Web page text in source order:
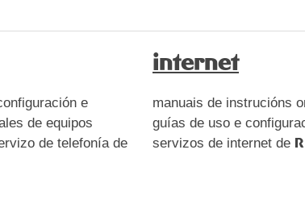
e
de equipos
de telefonía de
internet
manuais de instrucións
guías de uso e
servizos de internet de R